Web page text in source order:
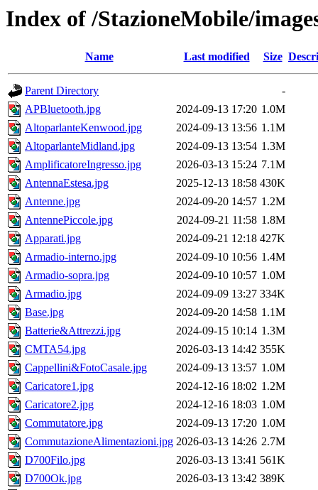
Index of /StazioneMobile/
Name Last modified Size
Parent Directory
-
APBluetooth.jpg
2024-09-13 17:20 1.0M
AltoparlanteKenwood.jpg
2024-09-13 13:56 1.1M
AltoparlanteMidland.jpg
2024-09-13 13:54 1.3M
AmplificatoreIngresso.jpg
2026-03-13 15:24 7.1M
AntennaEstesa.jpg
2025-12-13 18:58 430K
Antenne.jpg
2024-09-20 14:57 1.2M
AntennePiccole.jpg
2024-09-21 11:58 1.8M
Apparati.jpg
2024-09-21 12:18 427K
Armadio-interno.jpg
2024-09-10 10:56 1.4M
Armadio-sopra.jpg
2024-09-10 10:57 1.0M
Armadio.jpg
2024-09-09 13:27 334K
Base.jpg
2024-09-20 14:58 1.1M
Batterie&Attrezzi.jpg
2024-09-15 10:14 1.3M
CMTA54.jpg
2026-03-13 14:42 355K
Cappellini&FotoCasale.jpg
2024-09-13 13:57 1.0M
Caricatore1.jpg
2024-12-16 18:02 1.2M
Caricatore2.jpg
2024-12-16 18:03 1.0M
Commutatore.jpg
2024-09-13 17:20 1.0M
CommutazioneAlimentazioni.jpg 2026-03-13 14:26 2.7M
D700Filo.jpg
2026-03-13 13:41 561K
D700Ok.jpg
2026-03-13 13:42 389K